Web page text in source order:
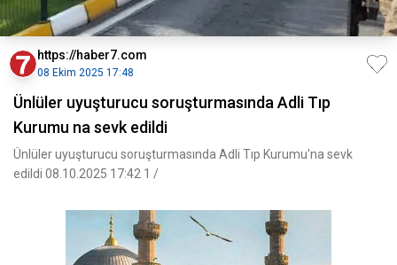
https://haber7.com
08 Ekim 2025 17:48
Ünlüler uyuşturucu soruşturmasında Adli Tıp
Kurumu na sevk edildi
Ünlüler uyuşturucu soruşturmasında Adli Tıp Kurumu'na sevk
edildi 08.10.2025 17:42 1 /